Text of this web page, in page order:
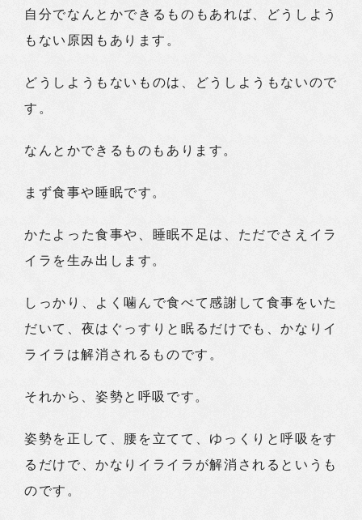
自分でなんとかできるものもあれば、どうしよう
もない原因もあります。
どうしようもないものは、どうしようもないので
す。
なんとかできるものもあります。
まず食事や睡眠です。
かたよった食事や、睡眠不足は、ただでさえイラ
イラを生み出します。
しっかり、よく噛んで食べて感謝して食事をいた
だいて、夜はぐっすりと眠るだけでも、かなりイ
ライラは解消されるものです。
それから、姿勢と呼吸です。
姿勢を正して、腰を立てて、ゆっくりと呼吸をす
るだけで、かなりイライラが解消されるというも
のです。